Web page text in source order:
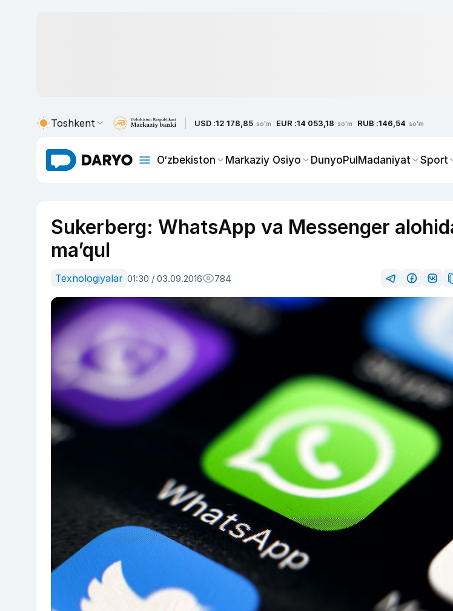
Toshkent USD :12 178,85 so'm EUR :14 053,18 so'm RUB :146,54 so'm
O‘zbekiston Markaziy Osiyo DunyoPulMadaniyat Sport
Sukerberg: WhatsApp va Messenger
ma’qul
Texnologiyalar 01:30 / 03.09.2016 784